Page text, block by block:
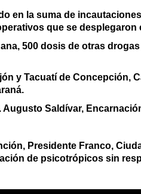
en la suma de
que se
500 dosis de otras
y Tacuatí de Concepción,
Saldívar,
Presidente Franco,
de psicotrópicos sin